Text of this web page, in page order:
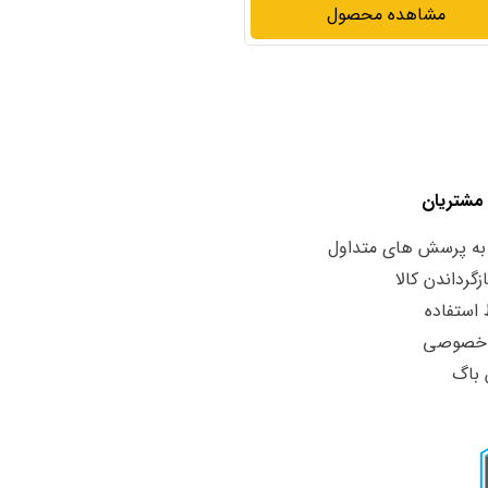
مشاهده محصول
پرسش های متداول
کالا
استفاده
خصوصی
باگ